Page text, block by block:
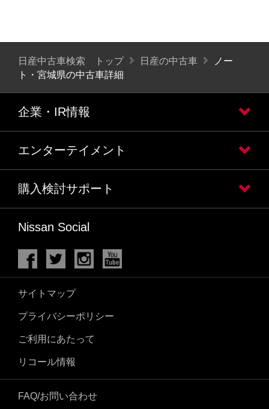
日産中古車検索 トップ 日産の中古車
ノー
ト・宮城県の中古車詳細
企業・IR情報
エンターテイメント
購入検討サポート
Nissan Social
サイトマップ
プライバシーポリシー
ご利用にあたって
リコール情報
FAQ/お問い合わせ